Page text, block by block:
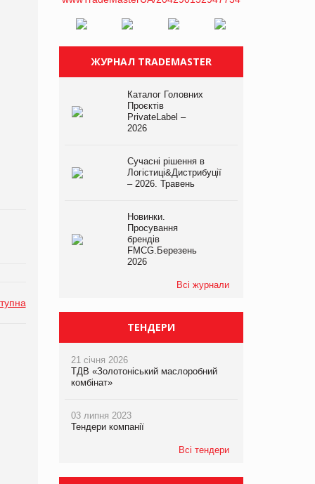
ЖУРНАЛ TRADEMASTER
Каталог Головних
Проєктів
PrivateLabel –
2026
Сучасні рішення в
Логістиці&Дистрибуції
– 2026. Травень
Новинки.
Просування
брендів
FMCG.Березень
2026
Всі журнали
ТЕНДЕРИ
21 січня 2026
ТДВ «Золотоніський маслоробний
комбінат»
03 липня 2023
Тендери компанії
Всі тендери